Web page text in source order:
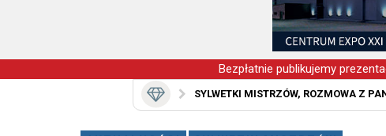
Bezpłatnie publikujemy
SYLWETKI MISTRZÓW, ROZMOWA Z